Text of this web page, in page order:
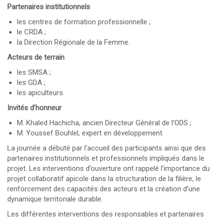
Partenaires institutionnels
les centres de formation professionnelle ;
le CRDA ;
la Direction Régionale de la Femme.
Acteurs de terrain
les SMSA ;
les GDA ;
les apiculteurs.
Invités d’honneur
M. Khaled Hachicha, ancien Directeur Général de l’ODS ;
M. Youssef Bouhlel, expert en développement.
La journée a débuté par l’accueil des participants ainsi que des
partenaires institutionnels et professionnels impliqués dans le
projet. Les interventions d’ouverture ont rappelé l’importance du
projet collaboratif apicole dans la structuration de la filière, le
renforcement des capacités des acteurs et la création d’une
dynamique territoriale durable.
Les différentes interventions des responsables et partenaires